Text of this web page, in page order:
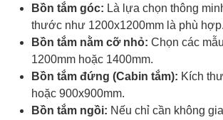
Bồn tắm góc: Là lựa chọn thông
thước như 1200x1200mm là phù hợp.
Bồn tắm nằm cỡ nhỏ: Chọn các
1200mm hoặc 1400mm.
Bồn tắm đứng (Cabin tắm): Kích
hoặc 900x900mm.
Bồn tắm ngồi: Nếu chỉ cần không